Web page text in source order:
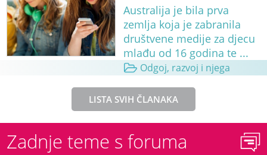
Australija je bila prva
zemlja koja je zabranila
društvene medije za djecu
mlađu od 16 godina te ...
Odgoj, razvoj i njega
LISTA SVIH ČLANAKA
Zadnje teme s foruma